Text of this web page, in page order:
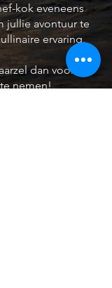
kok eveneens
jullie avontuur te
ervaring.
dan vooral
te nemen!